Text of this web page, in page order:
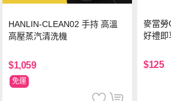
HANLIN-CLEAN02 手持 高溫
高壓蒸汽清洗機
$1,059
免運
麥當勞
好禮即
$125